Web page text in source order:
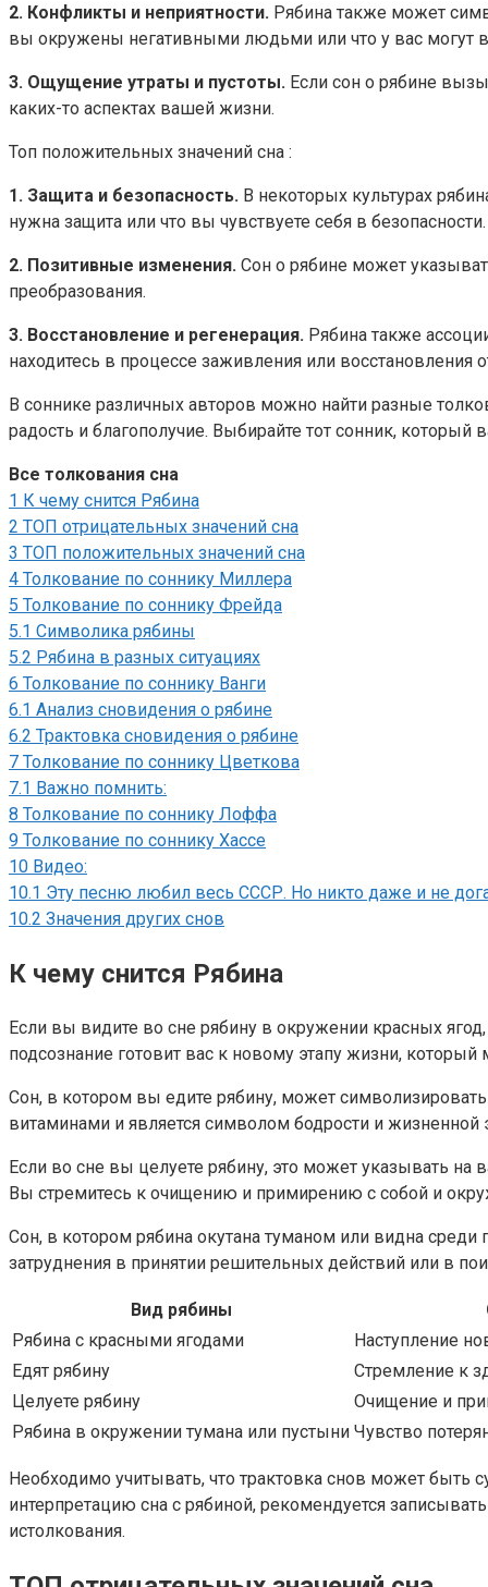
2. Конфликты и неприятности. Рябина также может
вы окружены негативными людьми или что у вас могут
3. Ощущение утраты и пустоты. Если сон о рябине
каких-то аспектах вашей жизни.
Топ положительных значений сна :
1. Защита и безопасность. В некоторых культурах
нужна защита или что вы чувствуете себя в безопасности.
2. Позитивные изменения. Сон о рябине может
преобразования.
3. Восстановление и регенерация. Рябина также
находитесь в процессе заживления или восстановления
В соннике различных авторов можно найти разные
радость и благополучие. Выбирайте тот сонник,
Все толкования сна
1 К чему снится Рябина
2 ТОП отрицательных значений сна
3 ТОП положительных значений сна
4 Толкование по соннику Миллера
5 Толкование по соннику Фрейда
5.1 Символика рябины
5.2 Рябина в разных ситуациях
6 Толкование по соннику Ванги
6.1 Анализ сновидения о рябине
6.2 Трактовка сновидения о рябине
7 Толкование по соннику Цветкова
7.1 Важно помнить:
8 Толкование по соннику Лоффа
9 Толкование по соннику Хассе
10 Видео:
10.1 Эту песню любил весь СССР. Но никто даже и не
10.2 Значения других снов
К чему снится Рябина
Если вы видите во сне рябину в окружении красных
подсознание готовит вас к новому этапу жизни,
Сон, в котором вы едите рябину, может
витаминами и является символом бодрости и жизненной
Если во сне вы целуете рябину, это может указывать
Вы стремитесь к очищению и примирению с собой и
Сон, в котором рябина окутана туманом или видна
затруднения в принятии решительных действий или в
Вид рябины
Рябина с красными ягодами
Наступление
Едят рябину
Стремление к
Целуете рябину
Очищение и
Рябина в окружении тумана или пустыни Чувство
Необходимо учитывать, что трактовка снов может быть
интерпретацию сна с рябиной, рекомендуется
истолкования.